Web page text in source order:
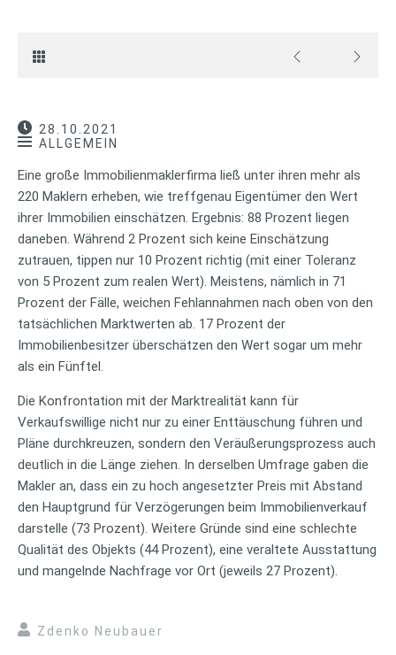
28.10.2021
ALLGEMEIN
Eine große Immobilienmaklerfirma ließ unter ihren mehr als
220 Maklern erheben, wie treffgenau Eigentümer den Wert
ihrer Immobilien einschätzen. Ergebnis: 88 Prozent liegen
daneben. Während 2 Prozent sich keine Einschätzung
zutrauen, tippen nur 10 Prozent richtig (mit einer Toleranz
von 5 Prozent zum realen Wert). Meistens, nämlich in 71
Prozent der Fälle, weichen Fehlannahmen nach oben von den
tatsächlichen Marktwerten ab. 17 Prozent der
Immobilienbesitzer überschätzen den Wert sogar um mehr
als ein Fünftel.
Die Konfrontation mit der Marktrealität kann für
Verkaufswillige nicht nur zu einer Enttäuschung führen und
Pläne durchkreuzen, sondern den Veräußerungsprozess auch
deutlich in die Länge ziehen. In derselben Umfrage gaben die
Makler an, dass ein zu hoch angesetzter Preis mit Abstand
den Hauptgrund für Verzögerungen beim Immobilienverkauf
darstelle (73 Prozent). Weitere Gründe sind eine schlechte
Qualität des Objekts (44 Prozent), eine veraltete Ausstattung
und mangelnde Nachfrage vor Ort (jeweils 27 Prozent).
Zdenko Neubauer